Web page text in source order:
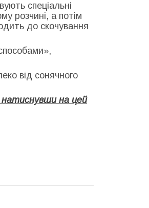
спеціальні
розчині, а потім
до скочування
від сонячного
натиснувши на цей